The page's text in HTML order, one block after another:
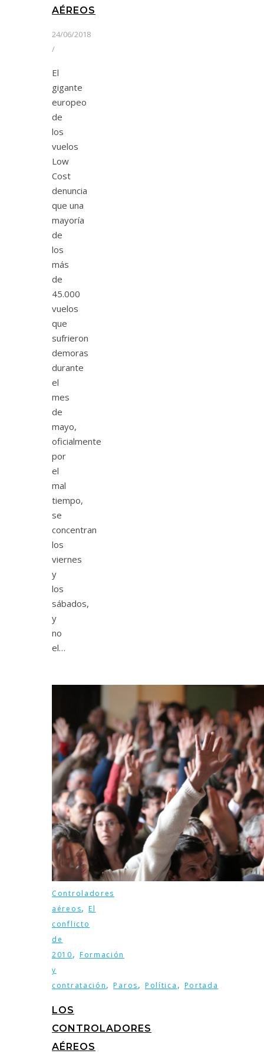
AÉREOS
24/06/2018
/
El
gigante
europeo
de
los
vuelos
Low
Cost
denuncia
que una
mayoría
de
los
más
de
45.000
vuelos
que
sufrieron
demoras
durante
el
mes
de
mayo,
oficialmente
por
el
mal
tiempo,
se
concentran
los
viernes
y
los
sábados,
y
no
el…
Controladores
aéreos,El
conflicto
de
2010, Formación
y
contratación,Paros, Política , Portada
LOS
CONTROLADORES
AÉREOS